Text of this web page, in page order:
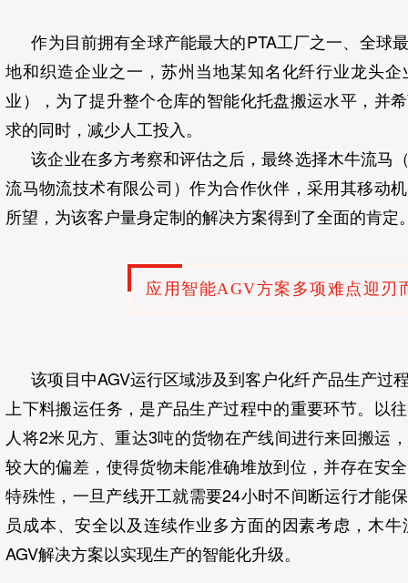
作为目前拥有全球产能最大的PTA工厂之一、全球
地和织造企业之一，苏州当地某知名化纤行业龙头
业），为了提升整个仓库的智能化托盘搬运水平，并
求的同时，减少人工投入。
该企业在多方考察和评估之后，最终选择木牛流马
流马物流技术有限公司）作为合作伙伴，采用其移动
所望，为该客户量身定制的解决方案得到了全面的肯定
应用智能AGV方案多项难点迎刃
该项目中AGV运行区域涉及到客户化纤产品生产过
上下料搬运任务，是产品生产过程中的重要环节。以
人将2米见方、重达3吨的货物在产线间进行来回搬运
较大的偏差，使得货物未能准确堆放到位，并存在安
特殊性，一旦产线开工就需要24小时不间断运行才能
员成本、安全以及连续作业多方面的因素考虑，木
AGV解决方案以实现生产的智能化升级。